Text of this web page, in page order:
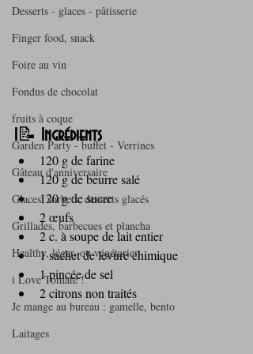
Desserts - glaces - pâtisserie
Finger food, snack
Foire au vin
Fondus de chocolat
fruits à coque
Garden Party - buffet - Verrines
Gâteau d'anniversaire
Glaces, sorbets, desserts glacés
Grillades, barbecues et plancha
Healthy, léger, ou végétarien
i Love Tomate !
Je mange au bureau : gamelle, bento
Laitages
1📝 Ingrédients
120 g de farine
120 g de beurre salé
120 g de sucre
2 œufs
2 c. à soupe de lait entier
1 sachet de levure chimique
1 pincée de sel
2 citrons non traités